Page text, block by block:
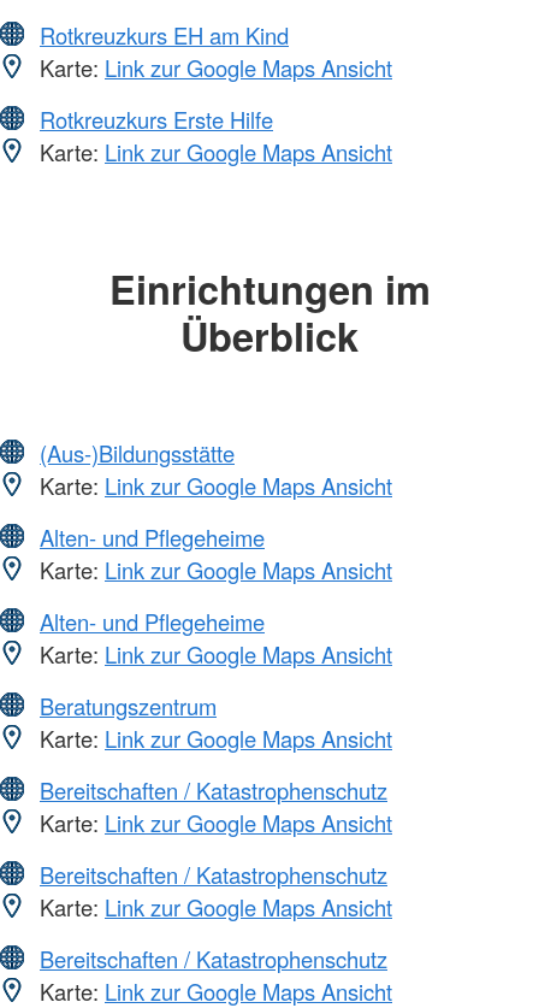
Rotkreuzkurs EH am Kind
Karte: Link zur Google Maps Ansicht
Rotkreuzkurs Erste Hilfe
Karte: Link zur Google Maps Ansicht
Einrichtungen im
Überblick
(Aus-)Bildungsstätte
Karte: Link zur Google Maps Ansicht
Alten- und Pflegeheime
Karte: Link zur Google Maps Ansicht
Alten- und Pflegeheime
Karte: Link zur Google Maps Ansicht
Beratungszentrum
Karte: Link zur Google Maps Ansicht
Bereitschaften / Katastrophenschutz
Karte: Link zur Google Maps Ansicht
Bereitschaften / Katastrophenschutz
Karte: Link zur Google Maps Ansicht
Bereitschaften / Katastrophenschutz
Karte: Link zur Google Maps Ansicht